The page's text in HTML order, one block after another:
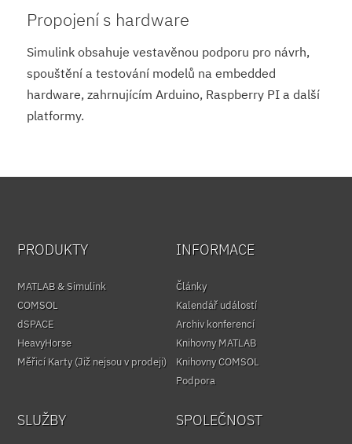
Propojení s hardware
Simulink obsahuje vestavěnou podporu pro návrh,
spouštění a testování modelů na embedded
hardware, zahrnujícím Arduino, Raspberry PI a další
platformy.
PRODUKTY
MATLAB & Simulink
COMSOL
dSPACE
HeavyHorse
Měřicí Karty (Již nejsou v prodeji)
INFORMACE
Články
Kalendář událostí
Archiv konferencí
Knihovny MATLAB
Knihovny COMSOL
Podpora
SLUŽBY SPOLEČNOST